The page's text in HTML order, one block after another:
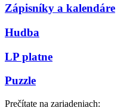
Zápisníky a kalendáre
Hudba
LP platne
Puzzle
Prečítate na zariadeniach: